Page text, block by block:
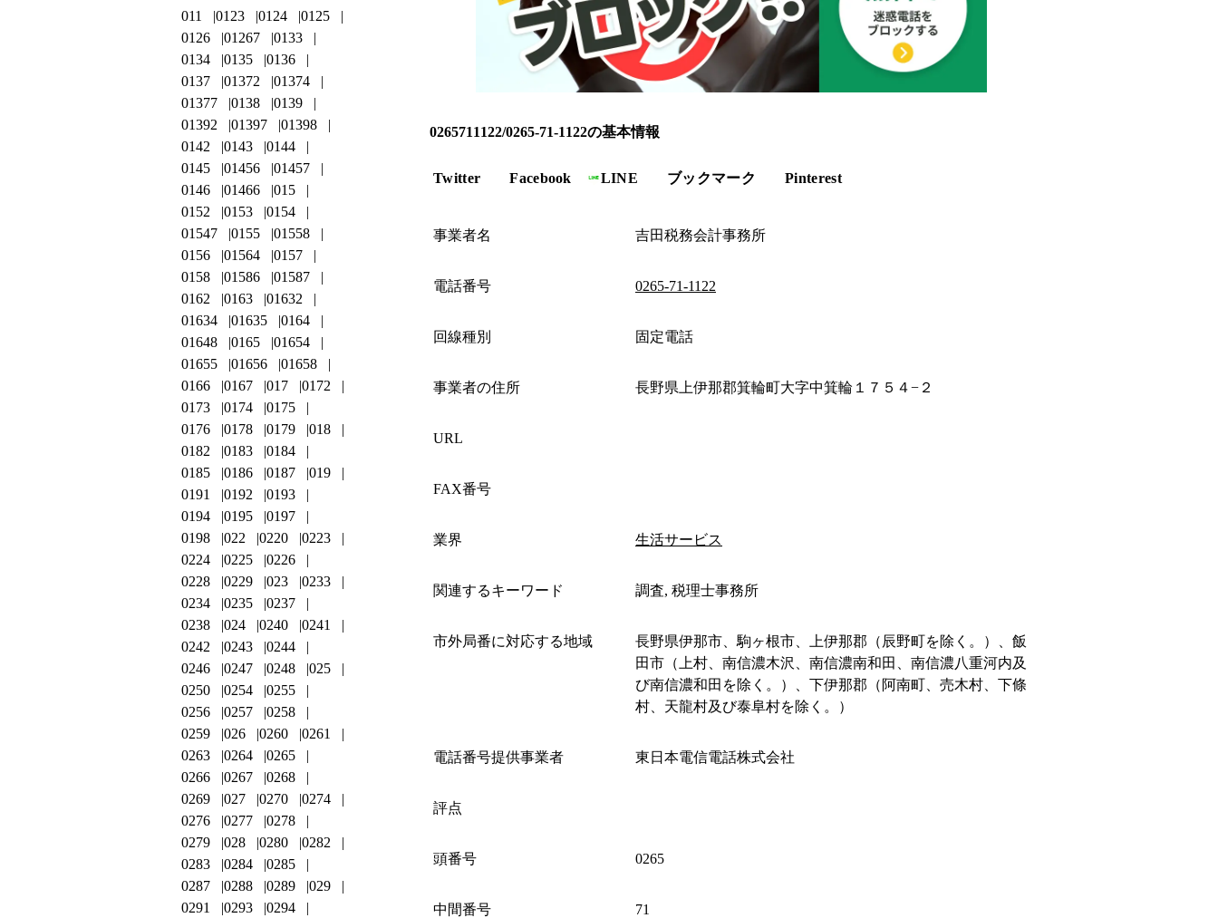
0265711122/0265-71-1122の基本情報
Twitter Facebook LINE ブックマーク Pinterest
事業者名 吉田税務会計事務所
電話番号 0265-71-1122
回線種別 固定電話
事業者の住所 長野県上伊那郡箕輪町大字中箕輪１７５４−２
URL
FAX番号
業界 生活サービス
関連するキーワード 調査, 税理士事務所
市外局番に対応する地域
長野県伊那市、駒ヶ根市、上伊那郡（辰野町を除く。）、飯
田市（上村、南信濃木沢、南信濃南和田、南信濃八重河内及
び南信濃和田を除く。）、下伊那郡（阿南町、売木村、下條
村、天龍村及び泰阜村を除く。）
電話番号提供事業者 東日本電信電話株式会社
評点
頭番号 0265
中間番号 71
011 0123 0124
0125
0126
01267
0133
0134
0135
0136
0137
01372
01374
01377
0138
0139
01392
01397
01398
0142
0143
0144
0145
01456
01457
0146
01466
015
0152
0153
0154
01547
0155
01558
0156
01564
0157
0158
01586
01587
0162
0163
01632
01634
01635
0164
01648
0165
01654
01655
01656
01658
0166
0167 017
0172
0173
0174
0175
0176
0178 0179
018
0182
0183
0184
0185
0186 0187
019
0191
0192
0193
0194
0195
0197
0198
022 0220
0223
0224
0225
0226
0228
0229 023
0233
0234
0235
0237
0238
024 0240
0241
0242
0243
0244
0246
0247 0248
025
0250
0254
0255
0256
0257
0258
0259
026 0260
0261
0263
0264
0265
0266
0267
0268
0269
027 0270
0274
0276
0277
0278
0279
028 0280
0282
0283
0284
0285
0287
0288 0289
029
0291
0293
0294